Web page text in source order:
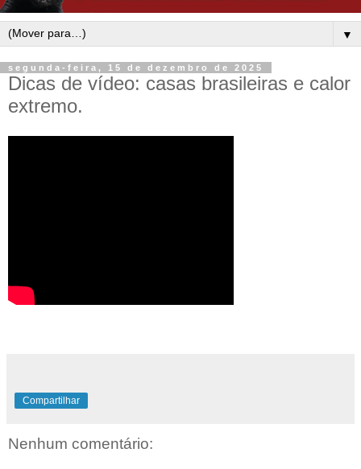
▼
segunda-feira, 15 de dezembro de 2025
Dicas de vídeo: casas brasileiras e calor
extremo.
Compartilhar
Nenhum comentário: